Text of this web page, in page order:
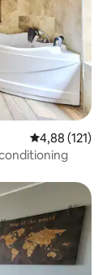
Gemiddelde
4,88 (121)